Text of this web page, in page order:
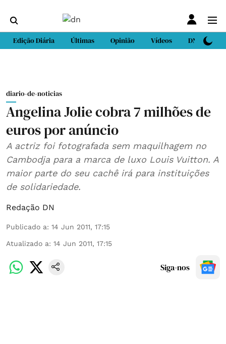
Edição Diária Últimas Opinião Vídeos DN Sport
diario-de-noticias
Angelina Jolie cobra 7 milhões de
euros por anúncio
A actriz foi fotografada sem maquilhagem no
Cambodja para a marca de luxo Louis Vuitton. A
maior parte do seu cachê irá para instituições
de solidariedade.
Redação DN
Publicado a: 14 Jun 2011, 17:15
Atualizado a: 14 Jun 2011, 17:15
Siga-nos